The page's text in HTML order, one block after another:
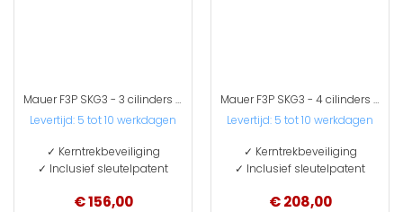
Mauer F3P SKG3 - 3 cilinders met 9 sleutels
Levertijd: 5 tot 10 werkdagen
✓ Kerntrekbeveiliging
✓ Inclusief sleutelpatent
€ 156,00
Mauer F3P SKG3 - 4 cilinders met 12 sleutels
Levertijd: 5 tot 10 werkdagen
✓ Kerntrekbeveiliging
✓ Inclusief sleutelpatent
€ 208,00